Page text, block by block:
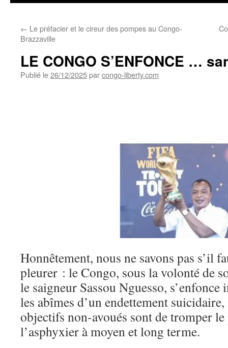
← Le préfacier et le cireur des pompes au Congo-
Brazzaville
LE CONGO S’ENFONCE …
Publié le26/12/2025parcongo-liberty.com
Honnêtement, nous ne savons pas s’il
pleurer : le Congo, sous la volonté de
le saigneur Sassou Nguesso, s’enfonce
les abîmes d’un endettement
objectifs non-avoués sont de tromper le
l’asphyxier à moyen et long terme.